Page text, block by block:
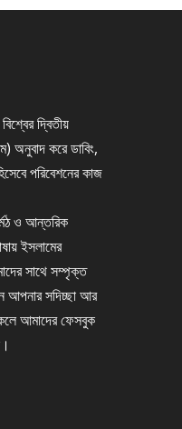
দ্বিতীয়
অনুবাদ করে ডাবিং,
পরিবেশনের কাজ
ও আন্তরিক
ইসলামের
সাথে সম্পৃক্ত
আপনার সদিচ্ছা আর
আমাদের ফেসবুক